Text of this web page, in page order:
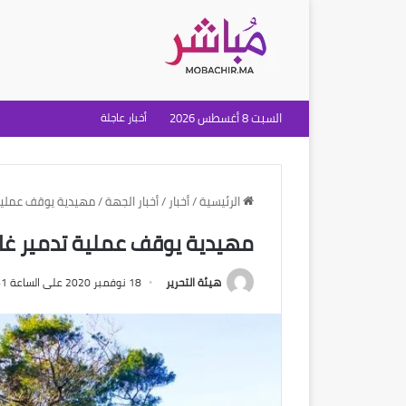
السبت 8 أغسطس 2026 أخبار عاجلة
الرئيسية/أخبار /أخبار الجهة/مهيدية يوقف
مهيدية يوقف عملية تدمير
هيئة التحرير 18 نوفمبر 2020 على الساعة 7:41 مساءً